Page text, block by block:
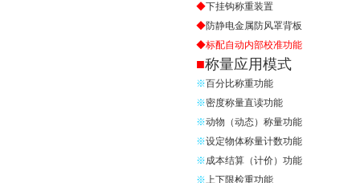
◆下挂钩称重装置
◆防静电金属防风罩背板
◆标配自动内部校准功能
■称量应用模式
※百分比称重功能
※密度称量直读功能
※动物（动态）称量功能
※设定物体称量计数功能
※成本结算（计价）功能
※上下限检重功能